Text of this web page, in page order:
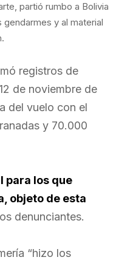
partió rumbo a Bolivia
y al material
registros de
de noviembre de
del vuelo con el
y 70.000
para los que
objeto de esta
denunciantes.
“hizo los